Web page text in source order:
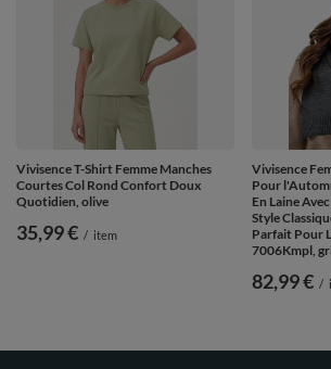
Vivisence T-Shirt Femme Manches
Courtes Col Rond Confort Doux
Quotidien, olive
35,99 € / item
Vivisence
Pour
En Laine
Style
Parfait Pour
7006Kmpl,
82,99 € /